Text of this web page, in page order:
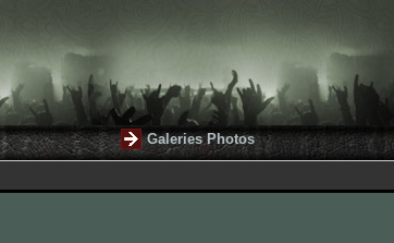
Galeries Photos